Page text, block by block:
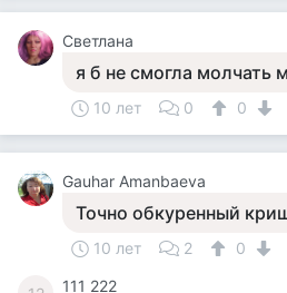
Cветлана
я б не смогла молчать
10 лет 0 0
Gauhar Amanbaeva
Точно обкуренный
10 лет 2 0
111 222